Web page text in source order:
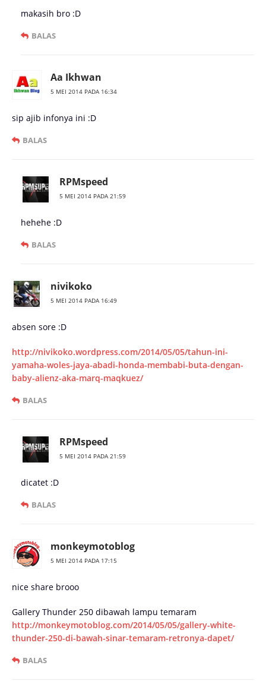
makasih bro :D
BALAS
Aa Ikhwan
5 MEI 2014 PADA 16:34
sip ajib infonya ini :D
BALAS
RPMspeed
5 MEI 2014 PADA 21:59
hehehe :D
BALAS
nivikoko
5 MEI 2014 PADA 16:49
absen sore :D
http://nivikoko.wordpress.com/2014/05/05/tahun-ini-
yamaha-woles-jaya-abadi-honda-membabi-buta-dengan-
baby-alienz-aka-marq-maqkuez/
BALAS
RPMspeed
5 MEI 2014 PADA 21:59
dicatet :D
BALAS
monkeymotoblog
5 MEI 2014 PADA 17:15
nice share brooo
Gallery Thunder 250 dibawah lampu temaram
http://monkeymotoblog.com/2014/05/05/gallery-white-
thunder-250-di-bawah-sinar-temaram-retronya-dapet/
BALAS